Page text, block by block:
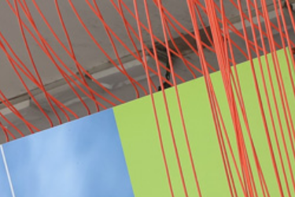
manuscritos joias visuais pedagógicos objetos